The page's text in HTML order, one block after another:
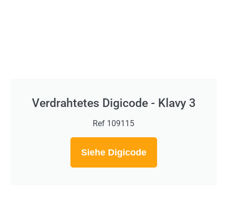
Verdrahtetes Digicode - Klavy 3
Ref 109115
Siehe Digicode